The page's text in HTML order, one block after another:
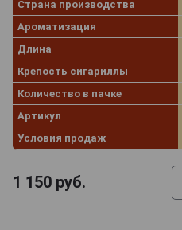
Страна производства
Ароматизация
Длина
Крепость сигариллы
Количество в пачке
Артикул
Условия продаж
1 150 руб.